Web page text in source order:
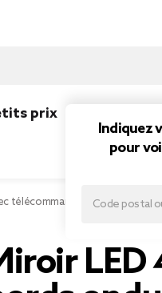
Indiquez
pour
prix
télécommande
LED